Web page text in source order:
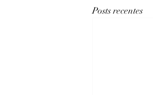
Posts recentes